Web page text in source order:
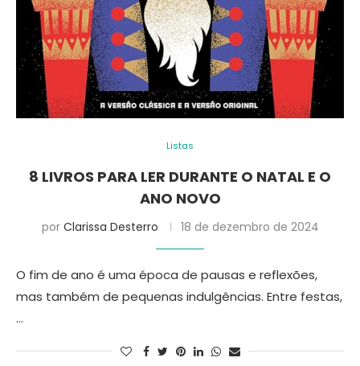
Listas
8 LIVROS PARA LER DURANTE O NATAL E O
ANO NOVO
por Clarissa Desterro 18 de dezembro de 2024
O fim de ano é uma época de pausas e reflexões,
mas também de pequenas indulgências. Entre festas,
…